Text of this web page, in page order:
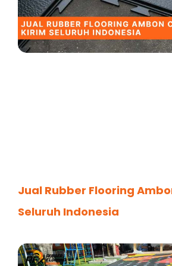
Jual Rubber Flooring
Seluruh Indonesia